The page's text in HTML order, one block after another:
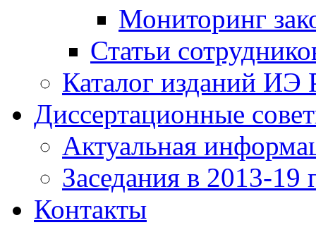
Мониторинг
Статьи
Каталог изданий ИЭ
Диссертационные
Актуальная
Заседания в 2013-19
Контакты